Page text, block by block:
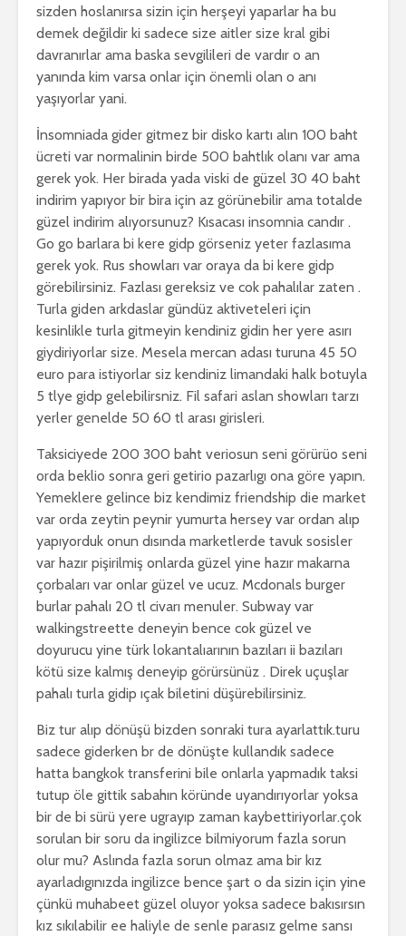
sizden hoslanırsa sizin için herşeyi yaparlar ha bu
demek değildir ki sadece size aitler size kral gibi
davranırlar ama baska sevgilileri de vardır o an
yanında kim varsa onlar için önemli olan o anı
yaşıyorlar yani.
İnsomniada gider gitmez bir disko kartı alın 100 baht
ücreti var normalinin birde 500 bahtlık olanı var ama
gerek yok. Her birada yada viski de güzel 30 40 baht
indirim yapıyor bir bira için az görünebilir ama totalde
güzel indirim alıyorsunuz? Kısacası insomnia candır .
Go go barlara bi kere gidp görseniz yeter fazlasıma
gerek yok. Rus showları var oraya da bi kere gidp
görebilirsiniz. Fazlası gereksiz ve cok pahalılar zaten .
Turla giden arkdaslar gündüz aktiveteleri için
kesinlikle turla gitmeyin kendiniz gidin her yere asırı
giydiriyorlar size. Mesela mercan adası turuna 45 50
euro para istiyorlar siz kendiniz limandaki halk botuyla
5 tlye gidp gelebilirsniz. Fil safari aslan showları tarzı
yerler genelde 50 60 tl arası girisleri.
Taksiciyede 200 300 baht veriosun seni görürüo seni
orda beklio sonra geri getirio pazarlıgı ona göre yapın.
Yemeklere gelince biz kendimiz friendship die market
var orda zeytin peynir yumurta hersey var ordan alıp
yapıyorduk onun dısında marketlerde tavuk sosisler
var hazır pişirilmiş onlarda güzel yine hazır makarna
çorbaları var onlar güzel ve ucuz. Mcdonals burger
burlar pahalı 20 tl civarı menuler. Subway var
walkingstreette deneyin bence cok güzel ve
doyurucu yine türk lokantalıarının bazıları ii bazıları
kötü size kalmış deneyip görürsünüz . Direk uçuşlar
pahalı turla gidip ıçak biletini düşürebilirsiniz.
Biz tur alıp dönüşü bizden sonraki tura ayarlattık.turu
sadece giderken br de dönüşte kullandık sadece
hatta bangkok transferini bile onlarla yapmadık taksi
tutup öle gittik sabahın köründe uyandırıyorlar yoksa
bir de bi sürü yere ugrayıp zaman kaybettiriyorlar.çok
sorulan bir soru da ingilizce bilmiyorum fazla sorun
olur mu? Aslında fazla sorun olmaz ama bir kız
ayarladıgınızda ingilizce bence şart o da sizin için yine
çünkü muhabeet güzel oluyor yoksa sadece bakısırsın
kız sıkılabilir ee haliyle de senle parasız gelme sansı